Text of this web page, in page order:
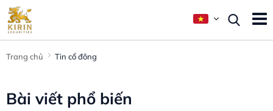
Trang chủ Tin cổ đông
Bài viết phổ biến